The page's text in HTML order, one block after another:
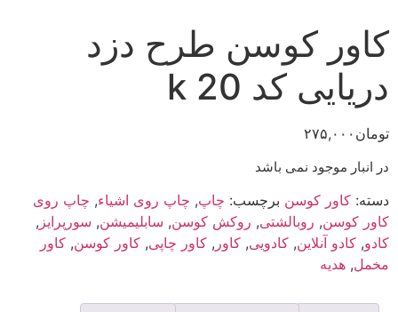
کاور کوسن طرح دزد
دریایی کد k 20
تومان ۲۷۵,۰۰۰
در انبار موجود نمی باشد
دسته: کاور کوسن برچسب: چاپ, چاپ روی اشیاء, چاپ روی
کاور کوسن, روبالشتی, روکش کوسن, سابلیمیشن, سورپرایز ,
کادو, کادو آنلاین, کادویی, کاور , کاور چاپی, کاور کوسن, کاور
مخمل, هدیه